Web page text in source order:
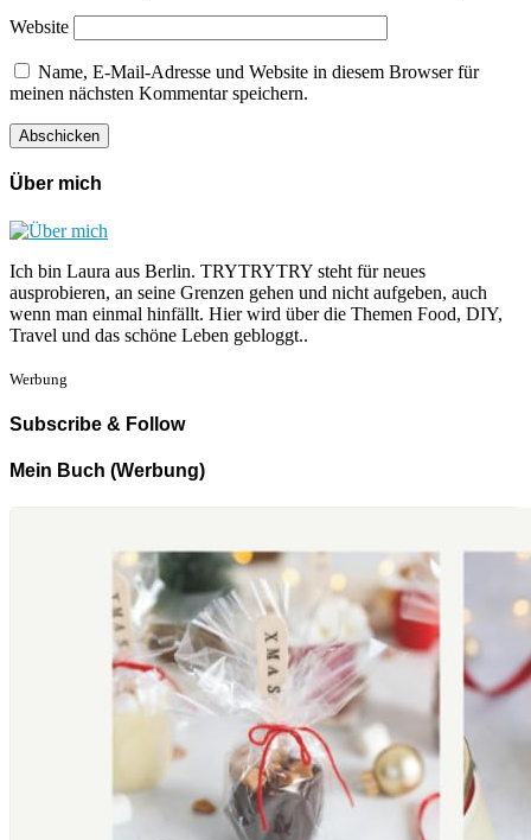
Website
Name, E-Mail-Adresse und Website in diesem Browser für
meinen nächsten Kommentar speichern.
Über mich
Ich bin Laura aus Berlin. TRYTRYTRY steht für neues
ausprobieren, an seine Grenzen gehen und nicht aufgeben, auch
wenn man einmal hinfällt. Hier wird über die Themen Food, DIY,
Travel und das schöne Leben gebloggt..
Werbung
Subscribe & Follow
Mein Buch (Werbung)